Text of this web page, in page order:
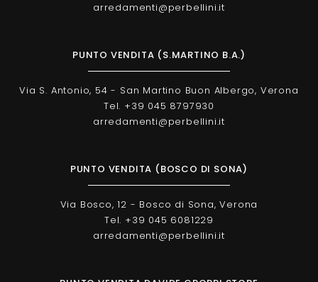
arredamenti@perbellini.it
PUNTO VENDITA (S.MARTINO B.A.)
Via S. Antonio, 54 - San Martino Buon Albergo, Verona
Tel. +39 045 8797930
arredamenti@perbellini.it
PUNTO VENDITA (BOSCO DI SONA)
Via Bosco, 12 - Bosco di Sona, Verona
Tel. +39 045 6081229
arredamenti@perbellini.it